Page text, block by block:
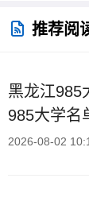
推荐阅
黑龙江985
985大学名
2026-08-02